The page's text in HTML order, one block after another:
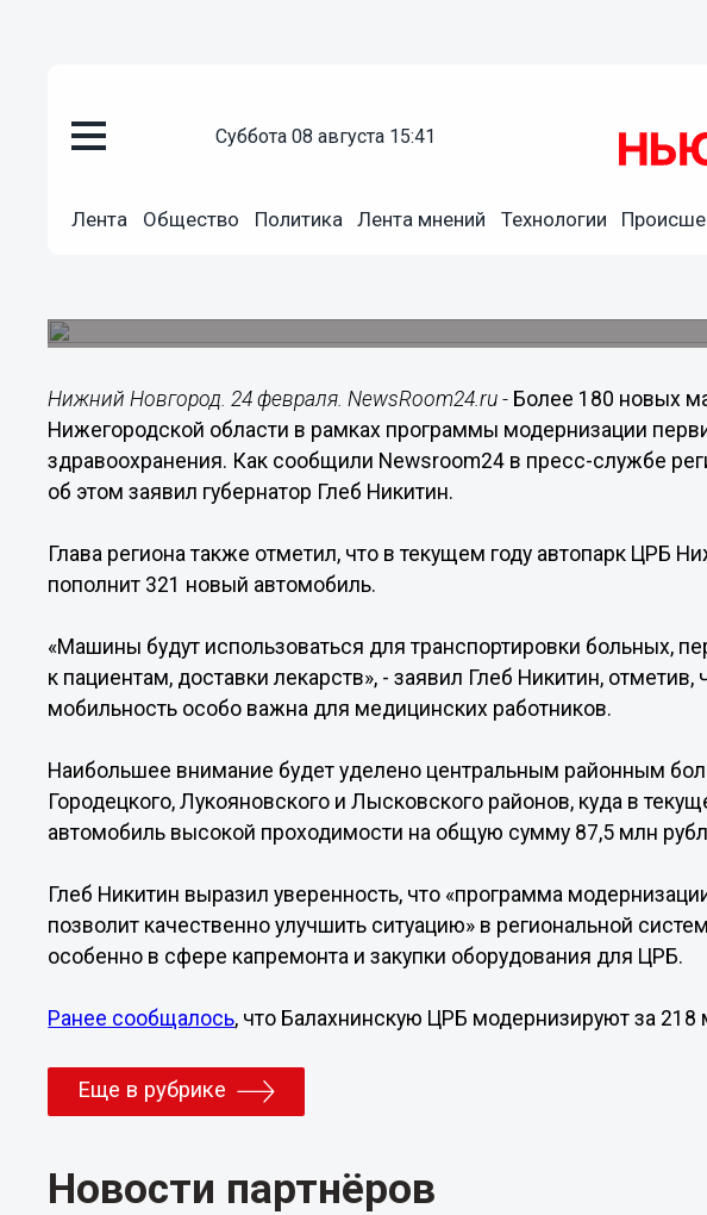
суббота 08 августа 15:41
Лента Общество Политика Лента мнений Технологии
Более 180 новых машин поступило в
Нижний Новгород. 24 февраля. NewsRoom24.ru - Более 180 новых
Нижегородской области в рамках программы модернизации
здравоохранения. Как сообщили Newsroom24 в пресс-службе
об этом заявил губернатор Глеб Никитин.
Глава региона также отметил, что в текущем году автопарк ЦРБ
пополнит 321 новый автомобиль.
«Машины будут использоваться для транспортировки больных,
к пациентам, доставки лекарств», - заявил Глеб Никитин,
мобильность особо важна для медицинских работников.
Наибольшее внимание будет уделено центральным районным
Городецкого, Лукояновского и Лысковского районов, куда в
автомобиль высокой проходимости на общую сумму 87,5 млн
Глеб Никитин выразил уверенность, что «программа
позволит качественно улучшить ситуацию» в региональной
особенно в сфере капремонта и закупки оборудования для ЦРБ.
Ранее сообщалось, что Балахнинскую ЦРБ модернизируют за 218
Еще в рубрике
Новости партнёров